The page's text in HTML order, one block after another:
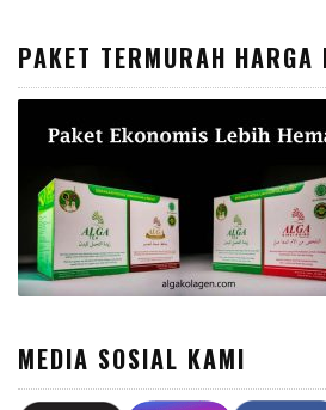
PAKET TERMURAH HARGA
MEDIA SOSIAL KAMI